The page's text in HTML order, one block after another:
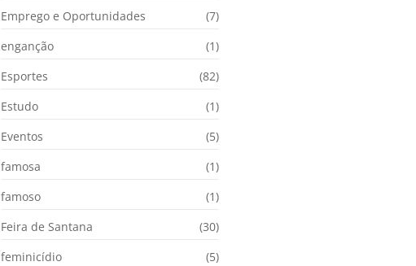
Emprego e Oportunidades
(7)
enganção
(1)
Esportes
(82)
Estudo
(1)
Eventos
(5)
famosa
(1)
famoso
(1)
Feira de Santana
(30)
feminicídio
(5)